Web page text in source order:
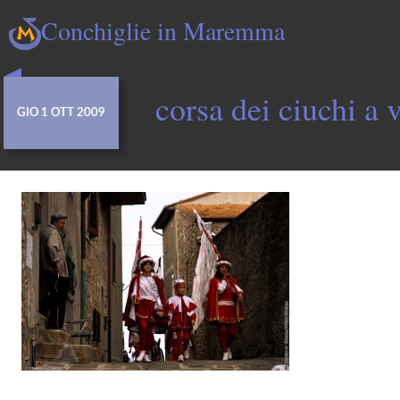
Conchiglie in Maremma
GIO 1 OTT 2009 corsa dei ciuchi a